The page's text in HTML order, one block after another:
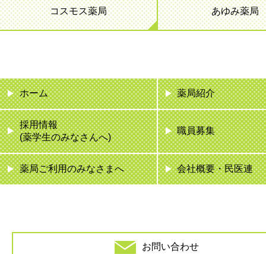
コスモス薬局 あゆみ薬局
ホーム 薬局紹介
採用情報
(薬学生のみなさんへ)
職員募集
薬局ご利用のみなさまへ 会社概要・民医連
お問い合わせ